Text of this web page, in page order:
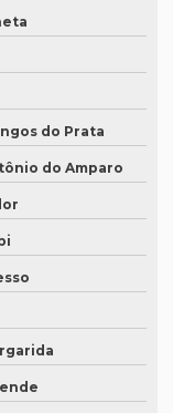
do Prata
do Amparo